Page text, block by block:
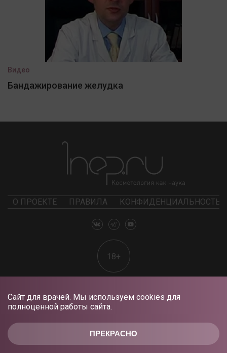
ПРЕКРАСНО
Сайт для врачей. Мы используем cookies для
полноценной работы сайта.
Видео
Бандажирование желудка
О ПРОЕКТЕ ПРАВИЛА КОНФИДЕНЦИАЛЬНОСТЬ
18+